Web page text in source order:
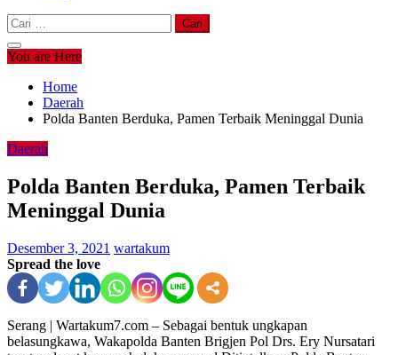
Cari
untuk:
You are Here
Home
Daerah
Polda Banten Berduka, Pamen Terbaik Meninggal Dunia
Daerah
Polda Banten Berduka, Pamen Terbaik
Meninggal Dunia
Desember 3, 2021 wartakum
Spread the love
Serang | Wartakum7.com – Sebagai bentuk ungkapan
belasungkawa, Wakapolda Banten Brigjen Pol Drs. Ery Nursatari